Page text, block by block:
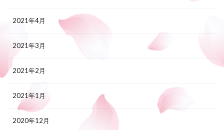
2021年4月
2021年3月
2021年2月
2021年1月
2020年12月